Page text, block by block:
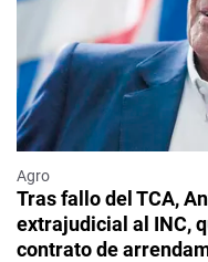
Agro
Tras fallo del TCA,
extrajudicial al INC,
contrato de